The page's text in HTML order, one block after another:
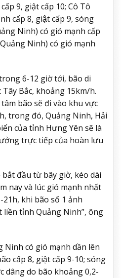
9, giật cấp 10; Cô Tô
cấp 8, giật cấp 9, sóng
Ninh) có gió mạnh cấp
Ninh) có gió mạnh
6-12 giờ tới, bão di
Bắc, khoảng 15km/h.
bão sẽ đi vào khu vực
trong đó, Quảng Ninh, Hải
của tỉnh Hưng Yên sẽ là
trực tiếp của hoàn lưu
đầu từ bây giờ, kéo dài
nay và lúc gió mạnh nhất
khi bão số 1 ảnh
tỉnh Quảng Ninh”, ông
Ninh có gió mạnh dần lên
cấp 8, giật cấp 9-10; sóng
dâng do bão khoảng 0,2-